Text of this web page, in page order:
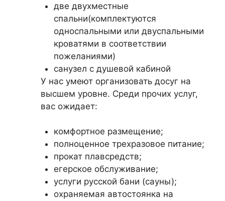
две двухместные
спальни(комплектуются
односпальными или двуспальными
кроватями в соответствии
пожеланиями)
санузел с душевой кабиной
У нас умеют организовать досуг на
высшем уровне. Среди прочих услуг,
вас ожидает:
комфортное размещение;
полноценное трехразовое питание;
прокат плавсредств;
егерское обслуживание;
услуги русской бани (сауны);
охраняемая автостоянка на